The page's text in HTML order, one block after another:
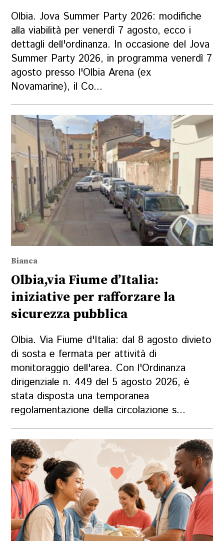
Olbia. Jova Summer Party 2026: modifiche
alla viabilità per venerdì 7 agosto, ecco i
dettagli dell'ordinanza. In occasione del Jova
Summer Party 2026, in programma venerdì 7
agosto presso l'Olbia Arena (ex
Novamarine), il Co...
Bianca
Olbia,via Fiume d’Italia:
iniziative per rafforzare la
sicurezza pubblica
Olbia. Via Fiume d'Italia: dal 8 agosto divieto
di sosta e fermata per attività di
monitoraggio dell'area. Con l'Ordinanza
dirigenziale n. 449 del 5 agosto 2026, è
stata disposta una temporanea
regolamentazione della circolazione s...